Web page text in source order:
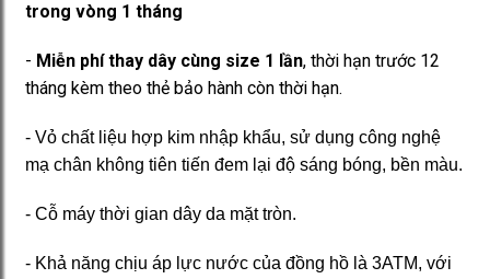
trong vòng 1 tháng
- Miễn phí thay dây cùng size 1 lần, thời hạn trước 12
tháng kèm theo thẻ bảo hành còn thời hạn.
- Vỏ chất liệu hợp kim nhập khẩu, sử dụng công nghệ
mạ chân không tiên tiến đem lại độ sáng bóng, bền màu.
- Cỗ máy thời gian dây da mặt tròn.
- Khả năng chịu áp lực nước của đồng hồ là 3ATM, với